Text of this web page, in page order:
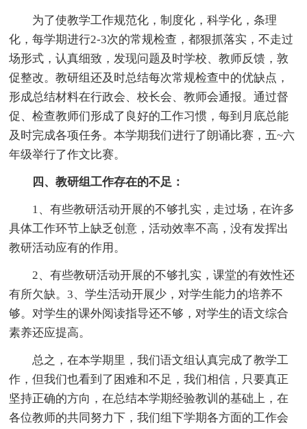
为了使教学工作规范化，制度化，科学化，条理
化，每学期进行2-3次的常规检查，都狠抓落实，不走过
场形式，认真细致，发现问题及时学校、教师反馈，敦
促整改。教研组还及时总结每次常规检查中的优缺点，
形成总结材料在行政会、校长会、教师会通报。通过督
促、检查教师们形成了良好的工作习惯，每到月底总能
及时完成各项任务。本学期我们进行了朗诵比赛，五~六
年级举行了作文比赛。
四、教研组工作存在的不足：
1、有些教研活动开展的不够扎实，走过场，在许多
具体工作环节上缺乏创意，活动效率不高，没有发挥出
教研活动应有的作用。
2、有些教研活动开展的不够扎实，课堂的有效性还
有所欠缺。3、学生活动开展少，对学生能力的培养不
够。对学生的课外阅读指导还不够，对学生的语文综合
素养还应提高。
总之，在本学期里，我们语文组认真完成了教学工
作，但我们也看到了困难和不足，我们相信，只要真正
坚持正确的方向，在总结本学期经验教训的基础上，在
各位教师的共同努力下，我们组下学期各方面的工作会